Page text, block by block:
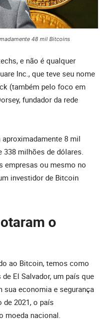
48 mil Bitcoins
e não é qualquer
Inc., que teve seu nome
(também pelo foco em
fundador da rede
8 mil
milhões de dólares.
empresas ou mesmo no
investidor de Bitcoin
o
ao Bitcoin, temos como
El Salvador, um país que
sua economia e segurança
de 2021, o país
moeda nacional.